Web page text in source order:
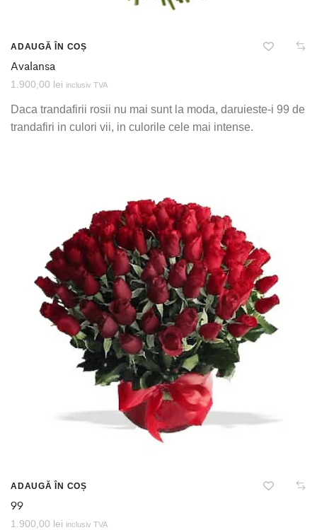
ADAUGĂ ÎN COȘ
Avalansa
1.900,00 lei inclusiv TVA
Daca trandafirii rosii nu mai sunt la moda, daruieste-i 99 de
trandafiri in culori vii, in culorile cele mai intense.
ADAUGĂ ÎN COȘ
99
1.900,00 lei inclusiv TVA